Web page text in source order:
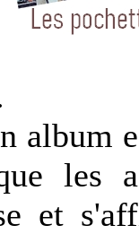
album
les
et